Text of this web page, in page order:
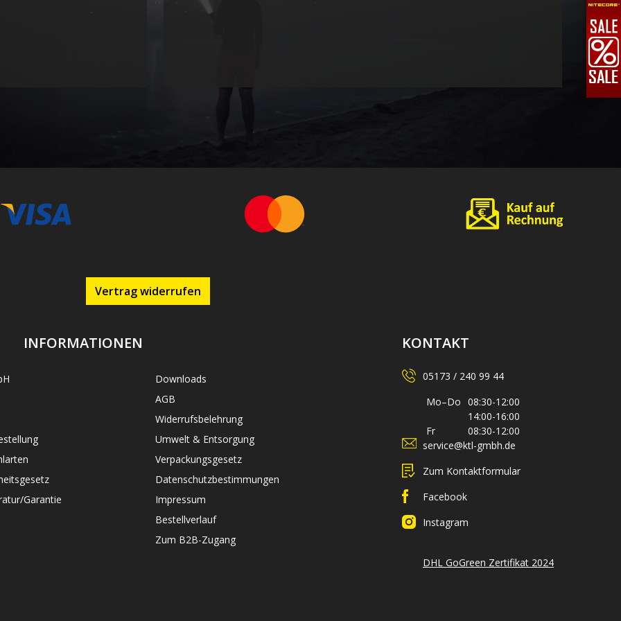
Vertrag widerrufen
INFORMATIONEN
Garantie
Downloads
AGB
Widerrufsbelehrung
Umwelt & Entsorgung
Verpackungsgesetz
Datenschutzbestimmungen
Impressum
Bestellverlauf
Zum B2B-Zugang
KONTAKT
05173 / 240 99 44
Mo–Do 08:30-12:00
14:00-16:00
Fr
08:30-12:00
service@ktl-gmbh.de
Zum Kontaktformular
Facebook
Instagram
DHL GoGreen Zertifikat 2024